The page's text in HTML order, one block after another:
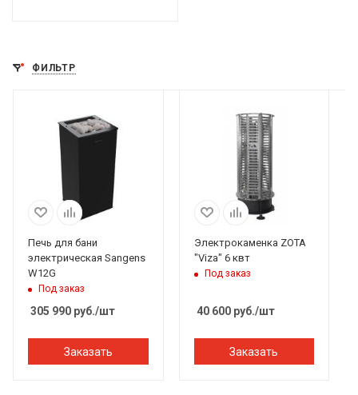
ФИЛЬТР
Печь для бани
электрическая Sangens
W12G
Под заказ
305 990 руб./шт
Заказать
Электрокаменка ZOTA
"Viza" 6 квт
Под заказ
40 600руб./шт
Заказать